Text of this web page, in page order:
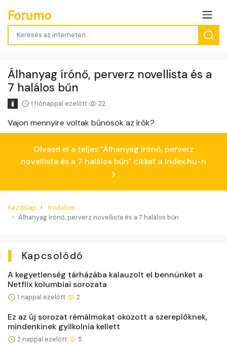
Forumo
Álhanyag írónő, perverz novellista és a
7 halálos bűn
1 hónappal ezelőtt 22
Vajon mennyire voltak bűnösök az írók?
Olvasd el a teljes "Álhanyag írónő, perverz
novellista és a 7 halálos bűn" cikket a Index.hu-n
Kezdőlap
Irodalom
Álhanyag írónő, perverz novellista és a 7 halálos bűn
Kapcsolódó
A kegyetlenség tárházába kalauzolt el bennünket a
Netflix kolumbiai sorozata
1 nappal ezelőtt 2
Ez az új sorozat rémálmokat okozott a szereplőknek,
mindenkinek gyilkolnia kellett
2 nappal ezelőtt 5